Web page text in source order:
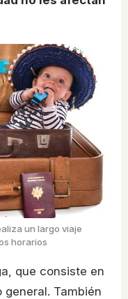
un largo viaje
horarios
que consiste en
También